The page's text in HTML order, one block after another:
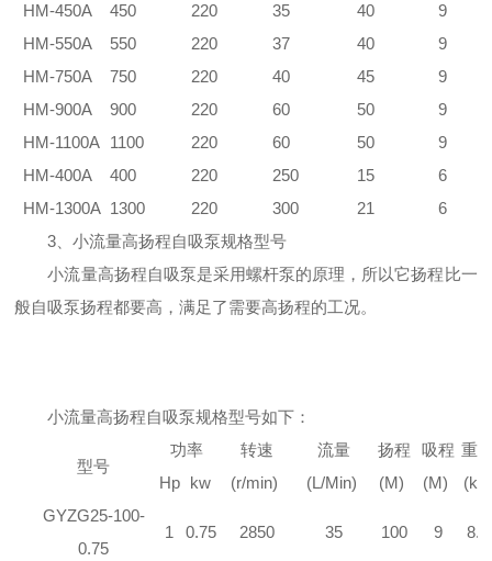
HM-450A
450 220 35 40
9
HM-550A
550 220 37 40
9
HM-750A
HM-900A
750
900
220
220
40
60
45
50
9
9
HM-1100A
1100 220 60 50
9
HM-400A
HM-1300A
400
1300
220
220
250
300
15
21
6
6
3、小流量高扬程自吸泵规格型号
小流量高扬程自吸泵是采用螺杆泵的原理，所以它扬程比一
般自吸泵扬程都要高，满足了需要高扬程的工况。
小流量高扬程自吸泵规格型号如下：
型号
功率
转速
(r/min)
流量
(L/Min)
扬程
(M)
吸程
(M)
重
(kg)
Hp
kw
GYZG25-100-
0.75
1 0.75 2850 35 100 9 8.5